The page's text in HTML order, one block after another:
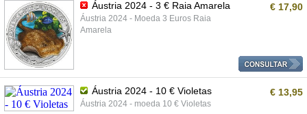
Áustria 2024 - 3 € Raia Amarela
Áustria 2024 - Moeda 3 Euros Raia
Amarela
€ 17,90
Áustria 2024 - 10 € Violetas
Áustria 2024 - moeda 10 € Violetas
€ 13,95